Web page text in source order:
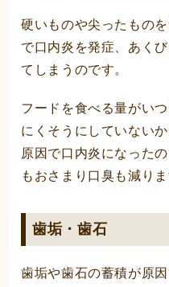
硬いものや尖ったもの
で口内炎を発症、あく
てしまうのです。
フードを食べる量がい
にくそうにしていない
原因で口内炎になった
もおさまり口臭も減りま
歯垢・歯石
歯垢や歯石の蓄積が原